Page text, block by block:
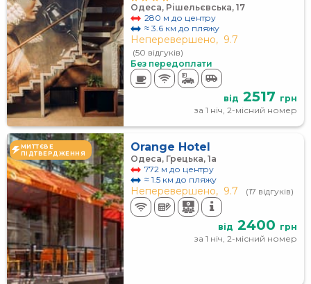
Одеса, Рішельєвська, 17
280 м до центру
≈ 3.6 км до пляжу
Неперевершено, 9.7
(50 відгуків)
Без передоплати
від 2517 грн
за 1 ніч, 2-місний номер
МИТТЄВЕ
ПІДТВЕРДЖЕННЯ
Orange Hotel
Одеса, Грецька, 1а
772 м до центру
≈ 1.5 км до пляжу
Неперевершено, 9.7 (17 відгуків)
від 2400 грн
за 1 ніч, 2-місний номер